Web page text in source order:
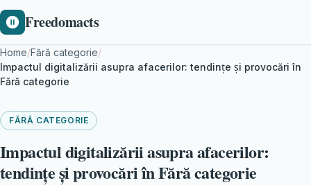
Freedomacts
Home/Fără categorie/
Impactul digitalizării asupra afacerilor: tendințe și provocări în
Fără categorie
FĂRĂ CATEGORIE
Impactul digitalizării asupra afacerilor:
tendințe și provocări în Fără categorie